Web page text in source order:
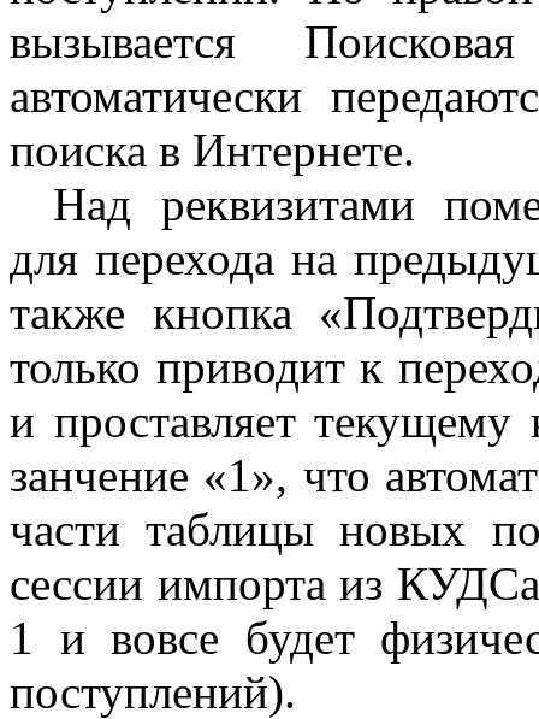
вызывается
автоматически
поиска в Интернете.
Над реквизитами
для перехода на
также кнопка
только приводит к
и проставляет текущему
занчение «1», что
части таблицы новых
сессии импорта из
1 и вовсе будет
поступлений).